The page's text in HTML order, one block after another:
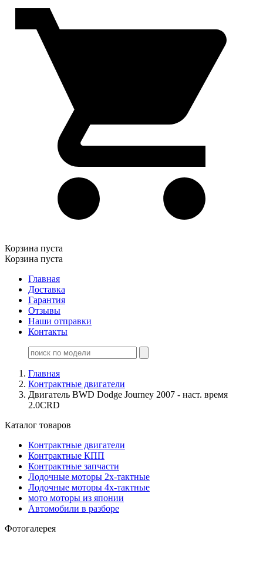
Корзина пуста
Корзина пуста
Главная
Доставка
Гарантия
Отзывы
Наши отправки
Контакты
Главная
Контрактные двигатели
Двигатель BWD Dodge Journey 2007 - наст. время
2.0CRD
Каталог товаров
Контрактные двигатели
Контрактные КПП
Контрактные запчасти
Лодочные моторы 2х-тактные
Лодочные моторы 4х-тактные
мото моторы из японии
Автомобили в разборе
Фотогалерея